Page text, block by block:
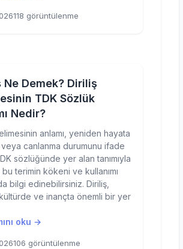
118 görüntülenme
Ne Demek? Diriliş
TDK Sözlük
Nedir?
anlamı, yeniden hayata
canlanma durumunu ifade
sözlüğünde yer alan tanımıyla
terimin kökeni ve kullanımı
bilgi edinebilirsiniz. Diriliş,
ve inançta önemli bir yer
oku →
106 görüntülenme